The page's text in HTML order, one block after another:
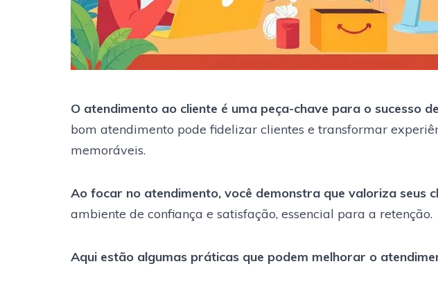
O atendimento ao cliente é uma peça-chave para o sucesso
bom atendimento pode fidelizar clientes e transformar
memoráveis.
Ao focar no atendimento, você demonstra que valoriza seus
ambiente de confiança e satisfação, essencial para a retenção.
Aqui estão algumas práticas que podem melhorar o